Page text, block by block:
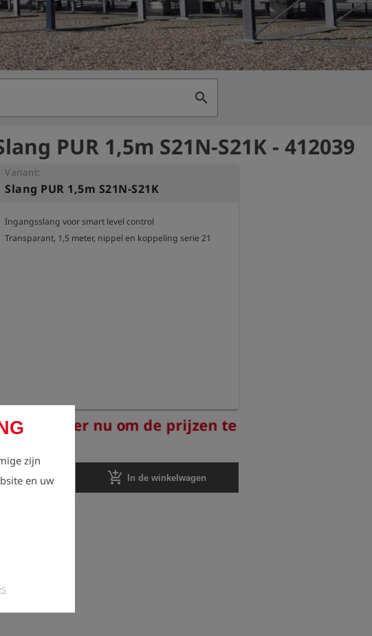
zijn
en uw
search
PUR 1,5m S21N-S21K - 412039
Variant:
Slang PUR 1,5m S21N-S21K
Ingangsslang voor smart level control
Transparant, 1,5 meter, nippel en koppeling serie 21
Registreer nu om de prijzen te
Aantal
1 add_shopping_cart In de winkelwagen